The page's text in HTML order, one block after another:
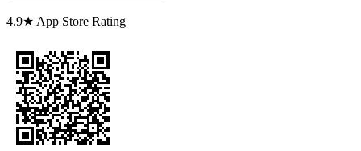
4.9★ App Store Rating